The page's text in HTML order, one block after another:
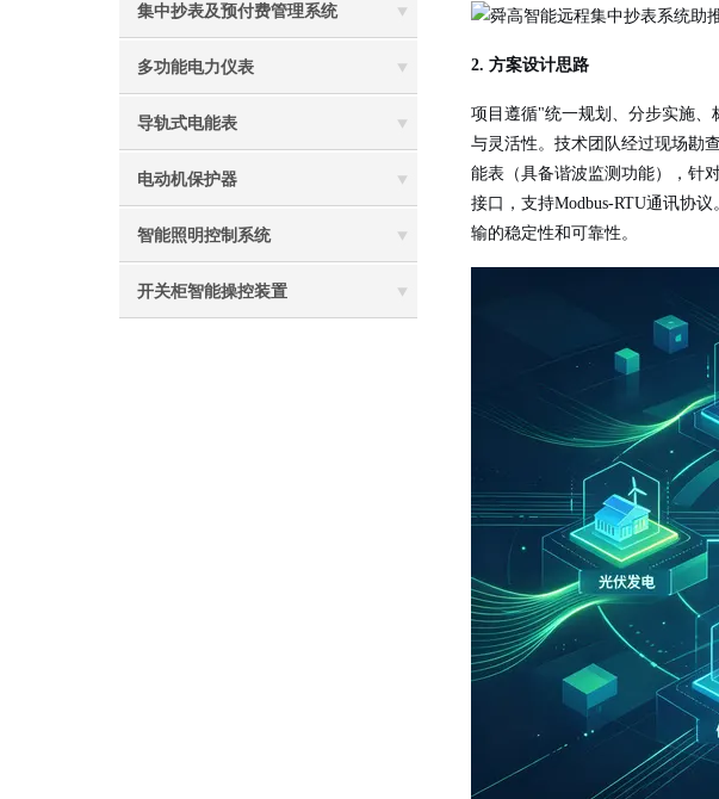
集中抄表及预付费管理系统
多功能电力仪表
导轨式电能表
电动机保护器
智能照明控制系统
开关柜智能操控装置
2. 方案设计思路
项目遵循"统一规划、分步实施
与灵活性。技术团队经过现场勘
能表（具备谐波监测功能），针
接口，支持Modbus-RTU通讯协
输的稳定性和可靠性。